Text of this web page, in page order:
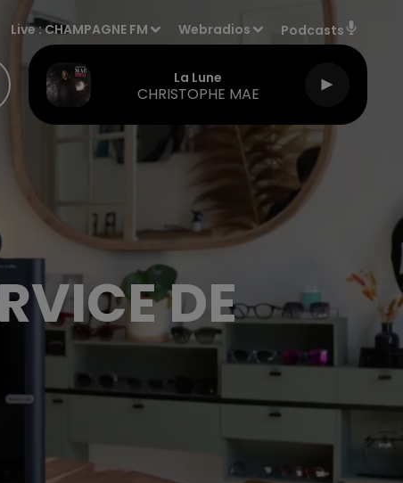
Live :CHAMPAGNE FM Webradios Podcasts
La Lune
CHRISTOPHE MAE
DE